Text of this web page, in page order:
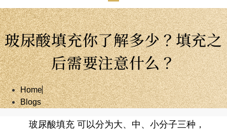
玻尿酸填充你了解多少？填充之
后需要注意什么？
Home
Blogs
玻尿酸填充 可以分为大、中、小分子三种，